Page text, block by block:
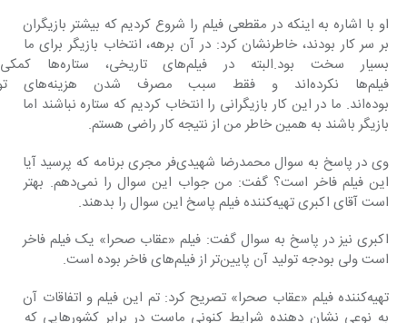
او با اشاره به اینکه در مقطعی فیلم را شروع کردیم که بیشتر بازیگران
بر سر کار بودند، خاطرنشان کرد: در آن برهه، انتخاب بازیگر برای ما
بسیار سخت بود.البته در
فیلم‌ها نکرده‌اند و
بوده‌اند. ما در این کار بازیگرانی را انتخاب کردیم که ستاره نباشند اما
بازیگر باشند به همین خاطر من از نتیجه کار راضی هستم.
وی در پاسخ به سوال محمدرضا شهیدی‌فر مجری برنامه که پرسید آیا
این فیلم فاخر است؟ گفت: من جواب این سوال را نمی‌دهم. بهتر
است آقای اکبری تهیه‌کننده فیلم پاسخ این سوال را بدهند.
اکبری نیز در پاسخ به سوال گفت: فیلم «عقاب صحرا» یک فیلم فاخر
است ولی بودجه تولید آن پایین‌تر از فیلم‌های فاخر بوده است.
تهیه‌کننده فیلم «عقاب صحرا» تصریح کرد: تم این فیلم و اتفاقات آن
به نوعی نشان دهنده شرایط کنونی ماست در برابر کشورهایی که